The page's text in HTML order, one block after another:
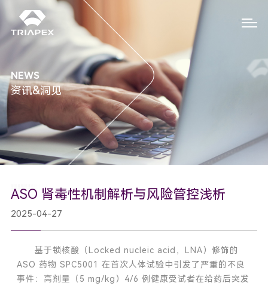
NEWS
资讯&洞见
ASO 肾毒性机制解析与风险管控浅析
2025-04-27
基于锁核酸（Locked nucleic acid，LNA）修饰的
ASO 药物 SPC5001 在首次人体试验中引发了严重的不良
事件：高剂量（5 mg/kg）4/6 例健康受试者在给药后突发